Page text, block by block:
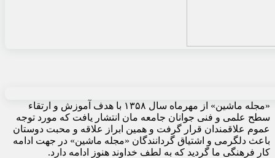
«مجله ماشین» از مهرماه سال ۱۳۵۸ با هدف آموزش و ارتقاء
سطح علمی و فنی جوانان جامعه مان انتشار یافت که مورد توجه
عموم علاقمندان قرار گرفت و همین ابراز علاقه و محبت دوستان
باعث دلگرمی و اشتیاق گردانندگان «مجله ماشین» در جهت ادامه
کار فرهنگی ما گردید که به لطف خداوند هنوز ادامه دارد.